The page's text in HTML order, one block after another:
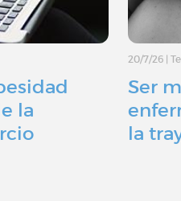
la
20/7/26 |
Ser
la